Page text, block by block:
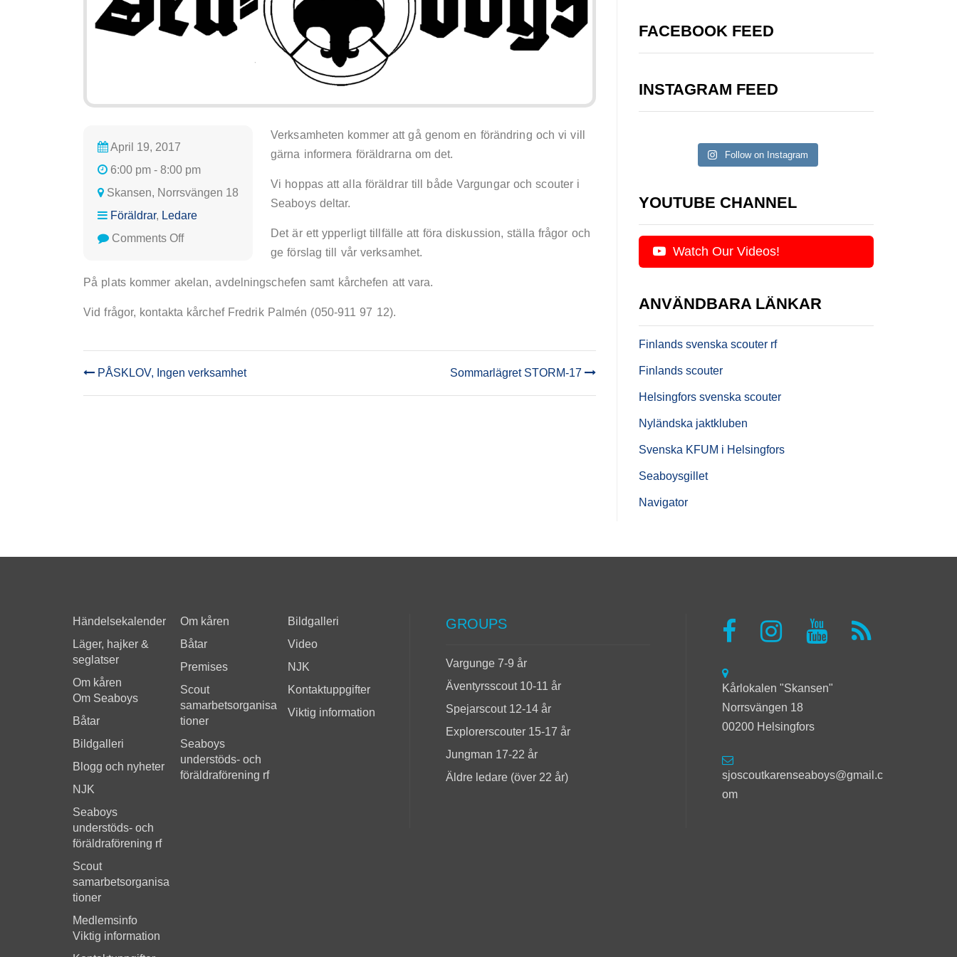
April 19, 2017
6:00 pm - 8:00 pm
Skansen, Norrsvängen 18
Föräldrar, Ledare
Comments Offon
Verksamheten kommer att gå genom en förändring och vi vill
gärna informera föräldrarna om det.
Vi hoppas att alla föräldrar till både Vargungar och scouter i
Seaboys deltar.
Det är ett ypperligt tillfälle att föra diskussion, ställa frågor och
ge förslag till vår verksamhet.
På plats kommer akelan, avdelningschefen samt kårchefen att vara.
Vid frågor, kontakta kårchef Fredrik Palmén (050-911 97 12).
POST
PÅSKLOV, Ingen verksamhet Sommarlägret STORM-17
FACEBOOK FEED
INSTAGRAM FEED
Follow on Instagram
YOUTUBE CHANNEL
Watch Our Videos!
ANVÄNDBARA LÄNKAR
Finlands svenska scouter rf
Finlands scouter
Helsingfors svenska scouter
Nyländska jaktkluben
Svenska KFUM i Helsingfors
Seaboysgillet
Navigator
Händelsekalender
Läger, hajker &
seglatser
Om kåren
Om Seaboys
Båtar
Bildgalleri
Blogg och nyheter
NJK
Seaboys
understöds- och
föräldraförening rf
Scout
samarbetsorganisa
tioner
Medlemsinfo
Viktig information
Om kåren
Båtar
Premises
Scout
samarbetsorganisa
tioner
Seaboys
understöds- och
föräldraförening rf
Bildgalleri
Video
NJK
Kontaktuppgifter
Viktig information
GROUPS
Vargunge 7-9 år
Äventyrsscout 10-11 år
Spejarscout 12-14 år
Explorerscouter 15-17 år
Jungman 17-22 år
Äldre ledare (över 22 år)
Kårlokalen "Skansen"
Norrsvängen 18
00200 Helsingfors
sjoscoutkarenseaboys@gmail.c
om